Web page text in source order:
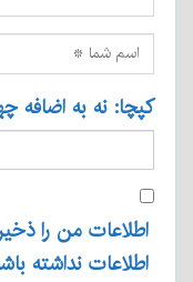
کپچا: نه به اضافه
اطلاعات من را
اطلاعات نداشته